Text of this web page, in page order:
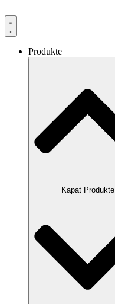
Produkte
Kapat Produkte